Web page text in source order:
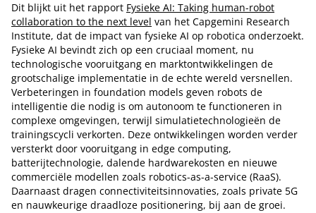
Dit blijkt uit het rapport Fysieke AI: Taking human-robot
collaboration to the next level van het Capgemini Research
Institute, dat de impact van fysieke AI op robotica onderzoekt.
Fysieke AI bevindt zich op een cruciaal moment, nu
technologische vooruitgang en marktontwikkelingen de
grootschalige implementatie in de echte wereld versnellen.
Verbeteringen in foundation models geven robots de
intelligentie die nodig is om autonoom te functioneren in
complexe omgevingen, terwijl simulatietechnologieën de
trainingscycli verkorten. Deze ontwikkelingen worden verder
versterkt door vooruitgang in edge computing,
batterijtechnologie, dalende hardwarekosten en nieuwe
commerciële modellen zoals robotics-as-a-service (RaaS).
Daarnaast dragen connectiviteitsinnovaties, zoals private 5G
en nauwkeurige draadloze positionering, bij aan de groei.